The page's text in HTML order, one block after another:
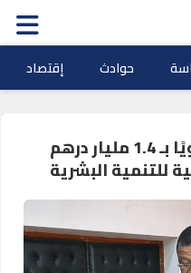
حوادث إقتصاد
تاونات: 3031 مشروعًا تنمويًا بـ 1.4 مليار درهم
للتنمية البشرية